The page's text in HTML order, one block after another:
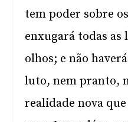
tem poder sobre
enxugará todas as
olhos; e não
luto, nem pranto,
realidade nova